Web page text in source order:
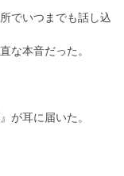
でいつまでも話し込
な本音だった。
が耳に届いた。